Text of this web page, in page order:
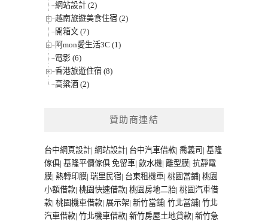
網站設計 (2)
越南旅遊美食住宿 (2)
開箱文 (7)
阿mon愛生活3C (1)
電影 (6)
香港旅遊住宿 (8)
高粱酒 (2)
贊助商連結
台中網頁設計| 網站設計| 台中汽車借款| 喬義司 | 基隆
傢俱| 基隆平價傢俱 免留車| 飲水機| 離型膜| 抗靜電
膜| 熱轉印膜| 瑞里民宿| 台東租機車| 桃園當鋪| 桃園
小額借款| 桃園快速借款| 桃園房地二胎| 桃園汽車借
款| 桃園機車借款| 展示架| 新竹當舖| 竹北當舖| 竹北
汽車借款| 竹北機車借款| 新竹房屋土地貸款| 新竹急